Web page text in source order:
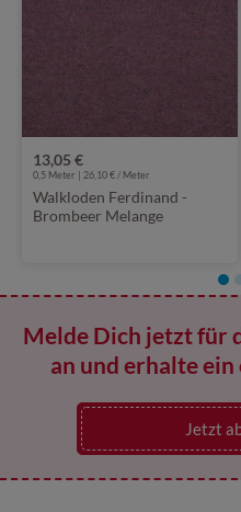
13,05 €
0,5 Meter | 26,10 € / Meter
Walkloden Ferdinand -
Brombeer Melange
Melde Dich jetzt für
an und erhalte ein
Jetzt